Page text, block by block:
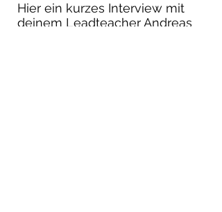
Hier ein kurzes Interview mit
deinem Leadteacher Andreas